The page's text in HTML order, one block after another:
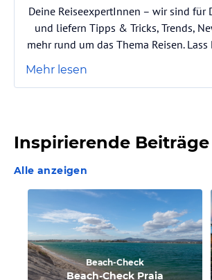
Deine ReiseexpertInnen – wir sind für
und liefern Tipps & Tricks, Trends,
mehr rund um das Thema Reisen.
Mehr lesen
Inspirierende Beiträge
Alle anzeigen
Beach-Check
Beach-Check Praia